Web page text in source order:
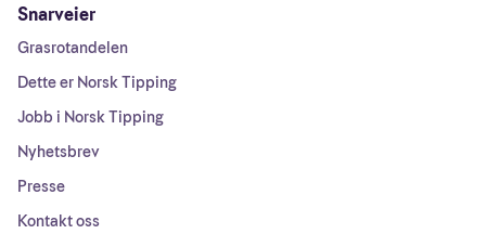
Snarveier
Grasrotandelen
Dette er Norsk Tipping
Jobb i Norsk Tipping
Nyhetsbrev
Presse
Kontakt oss